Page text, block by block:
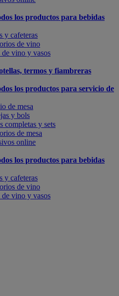
los productos para bebidas
y cafeteras
de vino
de vino y vasos
termos y fiambreras
los productos para servicio de
de mesa
y bols
completas y sets
de mesa
online
los productos para bebidas
y cafeteras
de vino
de vino y vasos